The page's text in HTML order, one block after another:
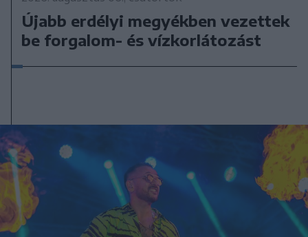
Újabb erdélyi megyékben vezettek
be forgalom- és vízkorlátozást